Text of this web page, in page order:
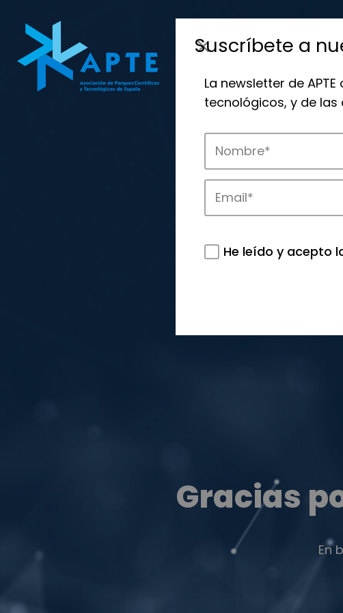
Gracias
En
Suscríbete a
La newsletter de
tecnológicos, y de
He leído y acepto